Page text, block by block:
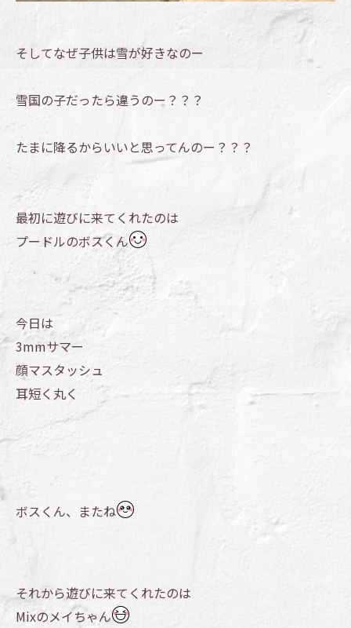
そしてなぜ子供は雪が好きなのー
雪国の子だったら違うのー？？？
たまに降るからいいと思ってんのー？？？
最初に遊びに来てくれたのは
プードルのボスくん
今日は
3mmサマー
顔マスタッシュ
耳短く丸く
ボスくん、またね
それから遊びに来てくれたのは
Mixのメイちゃん